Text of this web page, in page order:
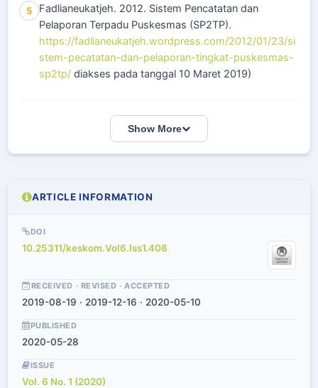
5
Fadlianeukatjeh. 2012. Sistem Pencatatan dan
Pelaporan Terpadu Puskesmas (SP2TP).
https://fadlianeukatjeh.wordpress.com/2012/01/23/si
stem-pecatatan-dan-pelaporan-tingkat-puskesmas-
sp2tp/ diakses pada tanggal 10 Maret 2019)
Show More
ARTICLE INFORMATION
DOI
10.25311/keskom.Vol6.Iss1.408
RECEIVED · REVISED · ACCEPTED
2019-08-19 · 2019-12-16 · 2020-05-10
PUBLISHED
2020-05-28
ISSUE
Vol. 6 No. 1 (2020)